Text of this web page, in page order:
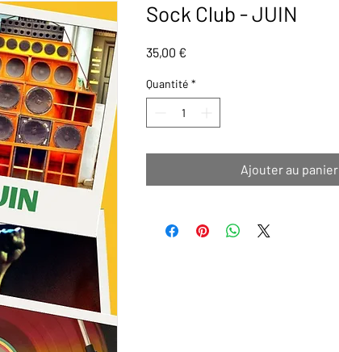
Sock Club - JUIN
35,00 €
Quantité *
Ajouter au panier